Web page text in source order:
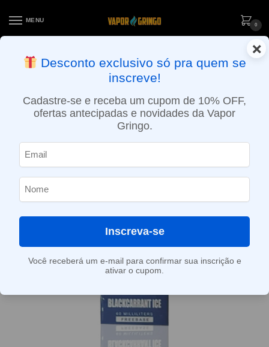
MENU
0
ENTREGA NO MESMO DIA EM SÃO PAULO (SEG A SEX): PEDIDOS
APROVADOS ATÉ 15:30 VIA MOTOBOY
×
Desconto exclusivo só pra quem se
inscreve!
Cadastre-se e receba um cupom de 10% OFF,
ofertas antecipadas e novidades da Vapor
Gringo.
Inscreva-se
Você receberá um e-mail para confirmar sua inscrição e
ativar o cupom.